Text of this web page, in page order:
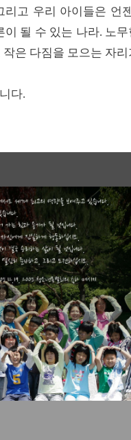
고 우리 아이들은 언
될 수 있는 나라. 노
은 다짐을 모으는 자
다.